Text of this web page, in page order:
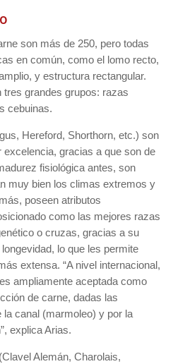
son más de 250, pero todas
en común, como el lomo recto,
y estructura rectangular.
tres grandes grupos: razas
cebuinas.
Hereford, Shorthorn, etc.) son
gracias a que son de
fisiológica antes, son
muy bien los climas extremos y
poseen atributos
como las mejores razas
o cruzas, gracias a su
lo que les permite
extensa. “A nivel internacional,
ampliamente aceptada como
de carne, dadas las
canal (marmoleo) y por la
explica Arias.
Alemán, Charolais,